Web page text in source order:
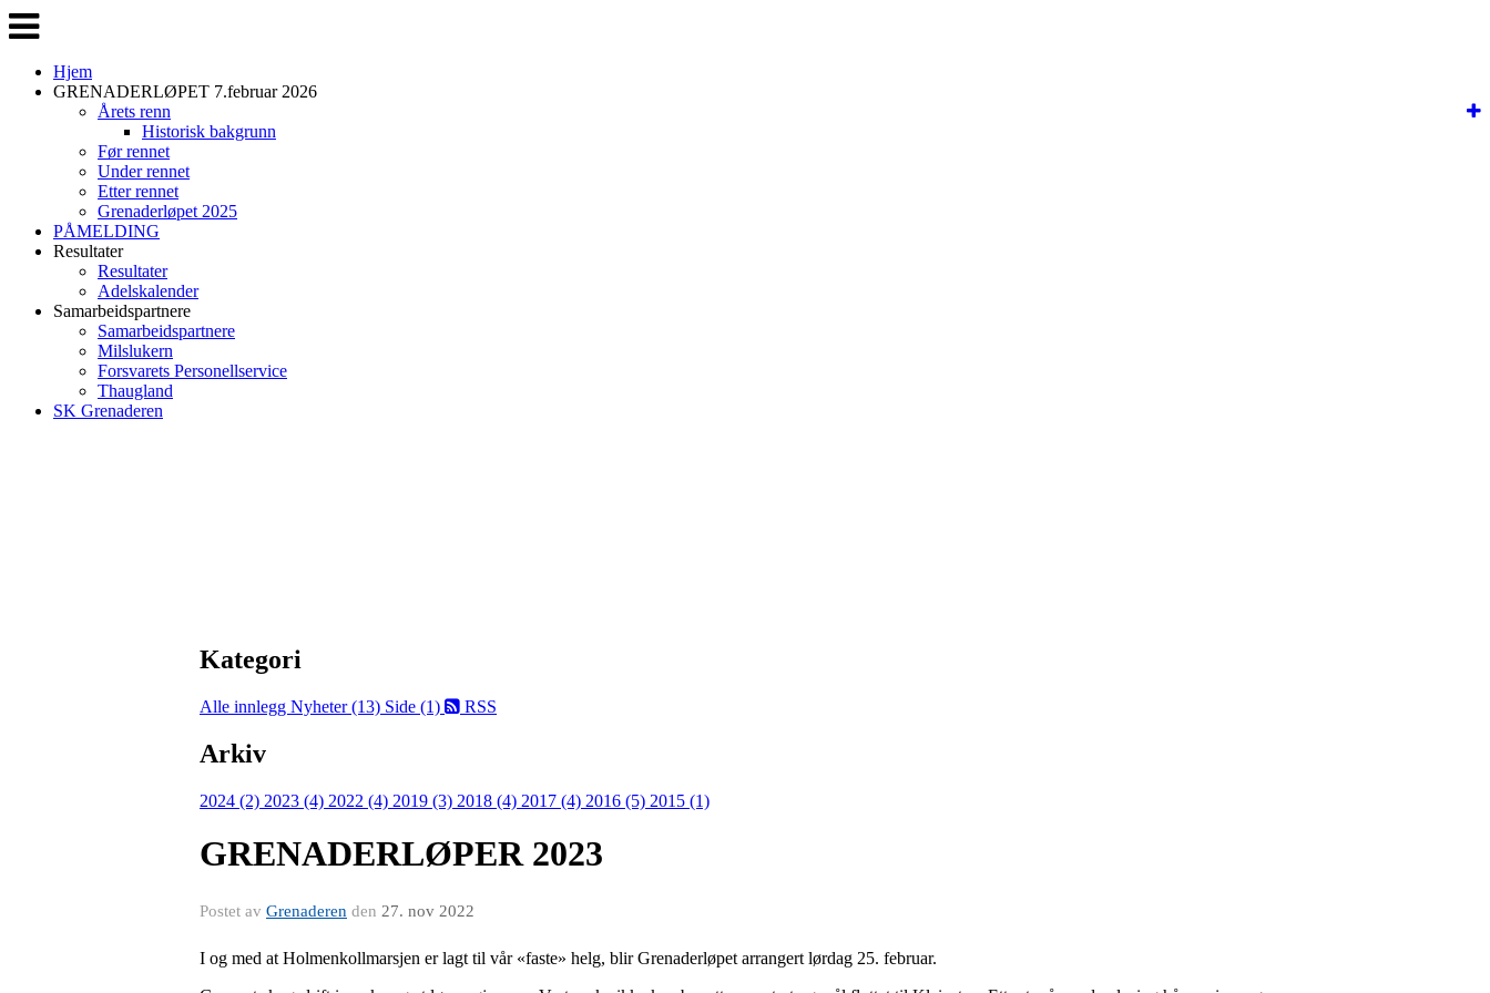
Veksle
navigasjon
Hjem
GRENADERLØPET 7.februar 2026
Årets renn
Historisk bakgrunn
Før rennet
Under rennet
Etter rennet
Grenaderløpet 2025
PÅMELDING
Resultater
Resultater
Adelskalender
Samarbeidspartnere
Samarbeidspartnere
Milslukern
Forsvarets Personellservice
Thaugland
SK Grenaderen
Kategori
Alle innlegg Nyheter (13) Side (1) RSS
Arkiv
2024 (2) 2023 (4) 2022 (4) 2019 (3) 2018 (4) 2017 (4) 2016 (5) 2015 (1)
GRENADERLØPER 2023
Postet av Grenaderen den 27. nov 2022
I og med at Holmenkollmarsjen er lagt til vår «faste» helg, blir Grenaderløpet arrangert lørdag 25. februar.